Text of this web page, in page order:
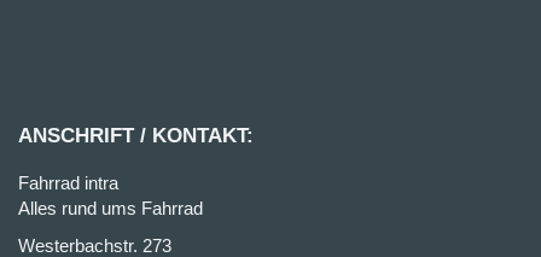
ANSCHRIFT / KONTAKT:
Fahrrad intra
Alles rund ums Fahrrad
Westerbachstr. 273